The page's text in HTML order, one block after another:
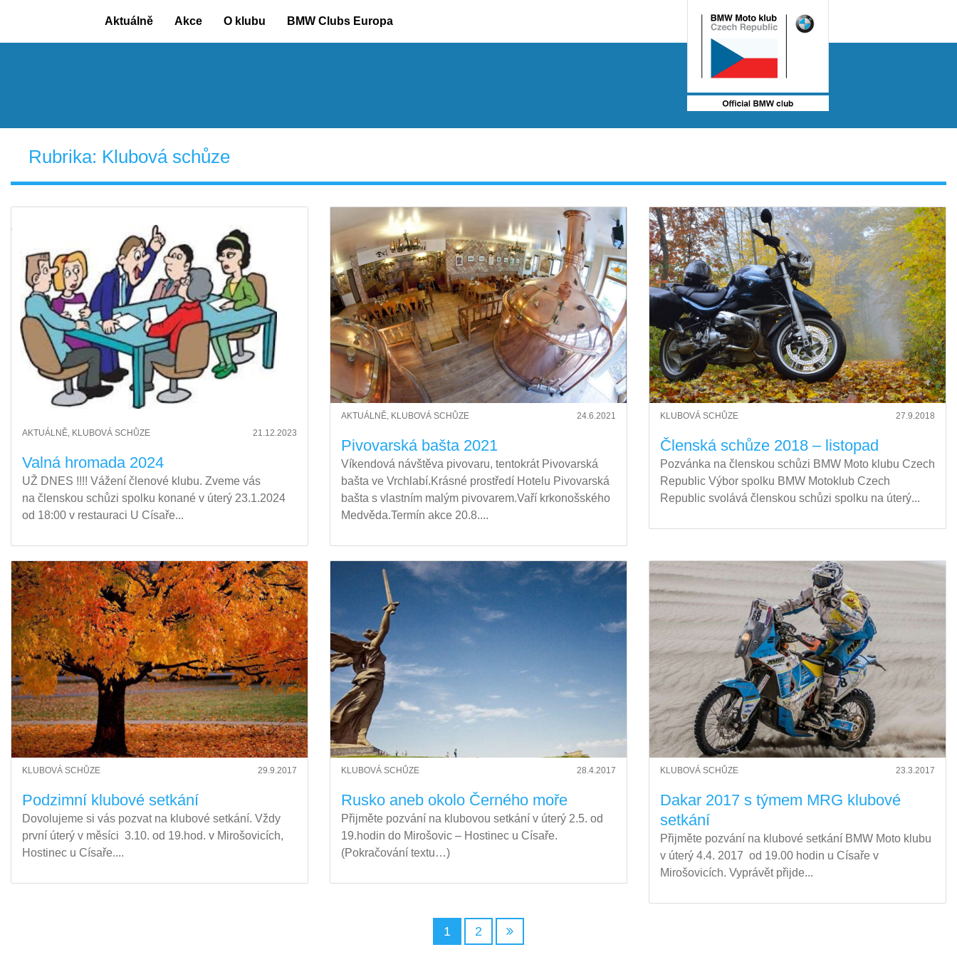
content
Aktuálně Akce O klubu BMW Clubs Europa
Rubrika: Klubová schůze
AKTUÁLNĚ, KLUBOVÁ SCHŮZE 21.12.2023
Valná hromada 2024
UŽ DNES !!!! Vážení členové klubu. Zveme vás
na členskou schůzi spolku konané v úterý 23.1.2024
od 18:00 v restauraci U Císaře...
AKTUÁLNĚ, KLUBOVÁ SCHŮZE 24.6.2021
Pivovarská bašta 2021
Víkendová návštěva pivovaru, tentokrát Pivovarská
bašta ve Vrchlabí.Krásné prostředí Hotelu Pivovarská
bašta s vlastním malým pivovarem.Vaří krkonošského
Medvěda.Termín akce 20.8....
KLUBOVÁ SCHŮZE 27.9.2018
Členská schůze 2018 – listopad
Pozvánka na členskou schůzi BMW Moto klubu Czech
Republic Výbor spolku BMW Motoklub Czech
Republic svolává členskou schůzi spolku na úterý...
KLUBOVÁ SCHŮZE 29.9.2017
Podzimní klubové setkání
Dovolujeme si vás pozvat na klubové setkání. Vždy
první úterý v měsíci 3.10. od 19.hod. v Mirošovicích,
Hostinec u Císaře....
KLUBOVÁ SCHŮZE 28.4.2017
Rusko aneb okolo Černého moře
Přijměte pozvání na klubovou setkání v úterý 2.5. od
19.hodin do Mirošovic – Hostinec u Císaře.
(Pokračování textu…)
KLUBOVÁ SCHŮZE 23.3.2017
Dakar 2017 s týmem MRG klubové
setkání
Přijměte pozvání na klubové setkání BMW Moto klubu
v úterý 4.4. 2017 od 19.00 hodin u Císaře v
Mirošovicích. Vyprávět přijde...
1 2